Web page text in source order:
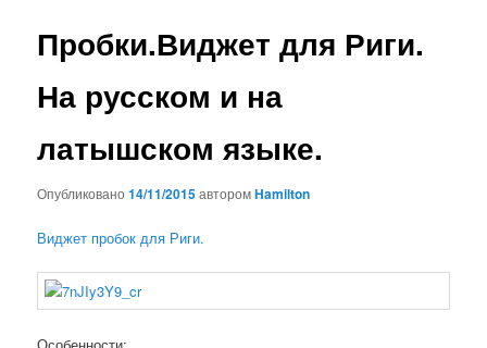
Пробки.Виджет для Риги.
На русском и на
латышском языке.
Опубликовано14/11/2015авторомHamilton
Виджет пробок для Риги.